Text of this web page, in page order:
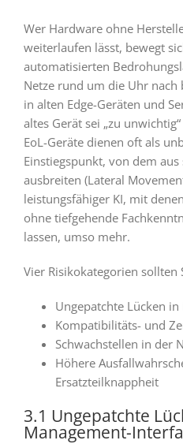
Wer Hardware ohne
weiterlaufen lässt, bewegt
automatisierten
Netze rund um die Uhr nach
in alten Edge-Geräten und
altes Gerät sei „zu
EoL-Geräte dienen oft als
Einstiegspunkt, von dem
ausbreiten (Lateral
leistungsfähiger KI, mit
ohne tiefgehende
lassen, umso mehr.
Vier Risikokategorien sollten
Ungepatchte Lücken
Kompatibilitäts- und
Schwachstellen in der
Höhere
Ersatzteilknappheit
3.1 Ungepatchte
Management-